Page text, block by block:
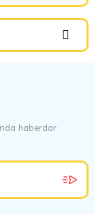
haberdar